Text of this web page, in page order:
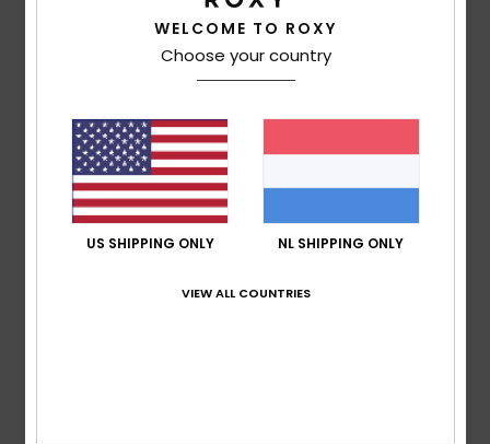
5/5
Frederic8. juli 2026
Just what I was looking for
Comfort: 5/5 Prijs-kwaliteitverhouding
Materiaal: 5/5 Kleur: 5
Ik raad dit product aan
5/5
WELCOME TO ROXY
Choose your country
US SHIPPING ONLY NL SHIPPING ONLY
VIEW ALL COUNTRIES